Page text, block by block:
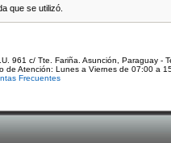
que se utilizó.
961 c/ Tte. Fariña. Asunción, Paraguay -
de Atención: Lunes a Viernes de 07:00 a
Frecuentes